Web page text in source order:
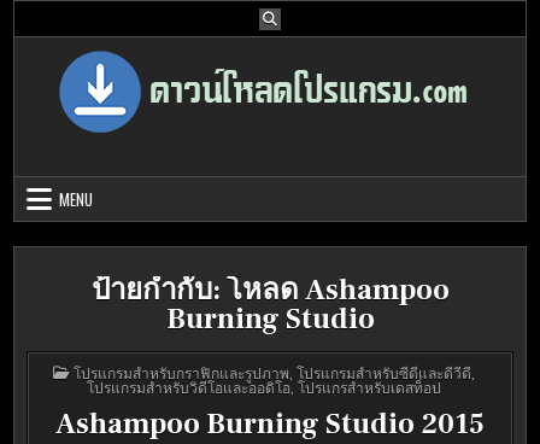
โปรแกรมฟรี
MENU
ป้ายกำกับ:โหลด Ashampoo
Burning Studio
POSTED
IN
โปรแกรมสำหรับกราฟิกและรูปภาพ โปรแกรมสำหรับซีดีและดีวีดี
โปรแกรมสำหรับวิดีโอและออดิโอ, โปรแกรสำหรับเดสท็อป
Ashampoo Burning Studio 2015